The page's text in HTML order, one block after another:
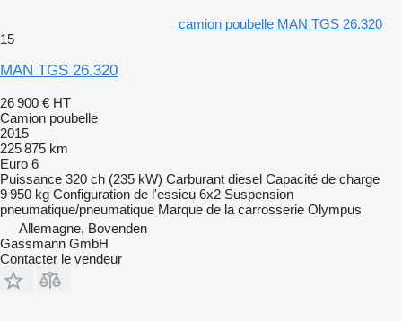
camion poubelle MAN TGS 26.320
15
MAN TGS 26.320
26 900 € HT
Camion poubelle
2015
225 875 km
Euro 6
Puissance 320 ch (235 kW) Carburant diesel Capacité de charge
9 950 kg Configuration de l'essieu 6x2 Suspension
pneumatique/pneumatique Marque de la carrosserie Olympus
Allemagne, Bovenden
Gassmann GmbH
Contacter le vendeur